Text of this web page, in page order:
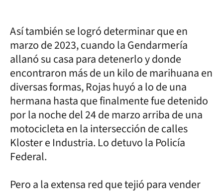
Así también se logró determinar que en
marzo de 2023, cuando la Gendarmería
allanó su casa para detenerlo y donde
encontraron más de un kilo de marihuana en
diversas formas, Rojas huyó a lo de una
hermana hasta que finalmente fue detenido
por la noche del 24 de marzo arriba de una
motocicleta en la intersección de calles
Kloster e Industria. Lo detuvo la Policía
Federal.
Pero a la extensa red que tejió para vender